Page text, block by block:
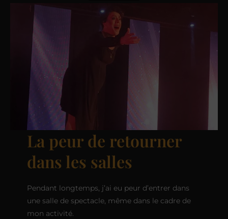
La peur de retourner
dans les salles
Pendant longtemps, j’ai eu peur d’entrer dans
une salle de spectacle, même dans le cadre de
mon activité.